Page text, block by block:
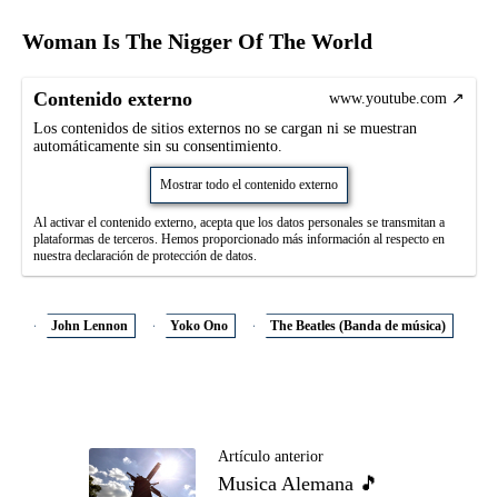
Woman Is The Nigger Of The World
Contenido externo
www.youtube.com
Los contenidos de sitios externos no se cargan ni se muestran
automáticamente sin su consentimiento.
Mostrar todo el contenido externo
Al activar el contenido externo, acepta que los datos personales se transmitan a
plataformas de terceros. Hemos proporcionado más información al respecto en
nuestra declaración de protección de datos.
John Lennon Yoko Ono The Beatles (Banda de música)
Artículo anterior
Musica Alemana 🎵